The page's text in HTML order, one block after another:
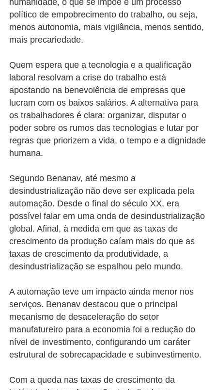
humanidade, o que se impõe é um processo
político de empobrecimento do trabalho, ou seja,
menos autonomia, mais vigilância, menos sentido,
mais precariedade.
Quem espera que a tecnologia e a qualificação
laboral resolvam a crise do trabalho está
apostando na benevolência de empresas que
lucram com os baixos salários. A alternativa para
os trabalhadores é clara: organizar, disputar o
poder sobre os rumos das tecnologias e lutar por
regras que priorizem a vida, o tempo e a dignidade
humana.
Segundo Benanav, até mesmo a
desindustrialização não deve ser explicada pela
automação. Desde o final do século XX, era
possível falar em uma onda de desindustrialização
global. Afinal, à medida em que as taxas de
crescimento da produção caíam mais do que as
taxas de crescimento da produtividade, a
desindustrialização se espalhou pelo mundo.
A automação teve um impacto ainda menor nos
serviços. Benanav destacou que o principal
mecanismo de desaceleração do setor
manufatureiro para a economia foi a redução do
nível de investimento, configurando um caráter
estrutural de sobrecapacidade e subinvestimento.
Com a queda nas taxas de crescimento da